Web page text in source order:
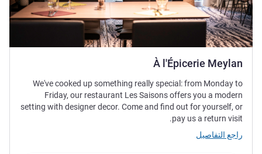
À l'Épicerie Meylan
We've cooked up something really special: from Monday to
Friday, our restaurant Les Saisons offers you a modern
setting with designer decor. Come and find out for yourself, or
pay us a return visit.
راجع التفاصيل